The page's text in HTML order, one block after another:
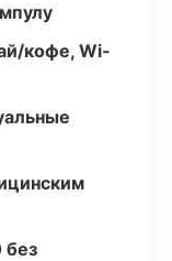
кофе, Wi-
без